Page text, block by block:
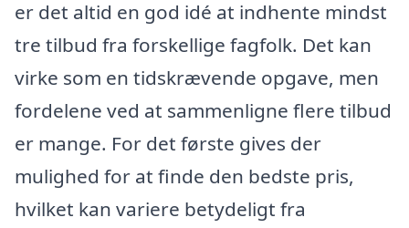
er det altid en god idé at indhente mindst
tre tilbud fra forskellige fagfolk. Det kan
virke som en tidskrævende opgave, men
fordelene ved at sammenligne flere tilbud
er mange. For det første gives der
mulighed for at finde den bedste pris,
hvilket kan variere betydeligt fra